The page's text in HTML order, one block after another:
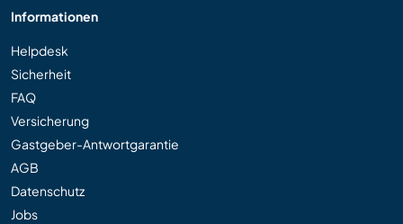
Informationen
Helpdesk
Sicherheit
FAQ
Versicherung
Gastgeber-Antwortgarantie
AGB
Datenschutz
Jobs